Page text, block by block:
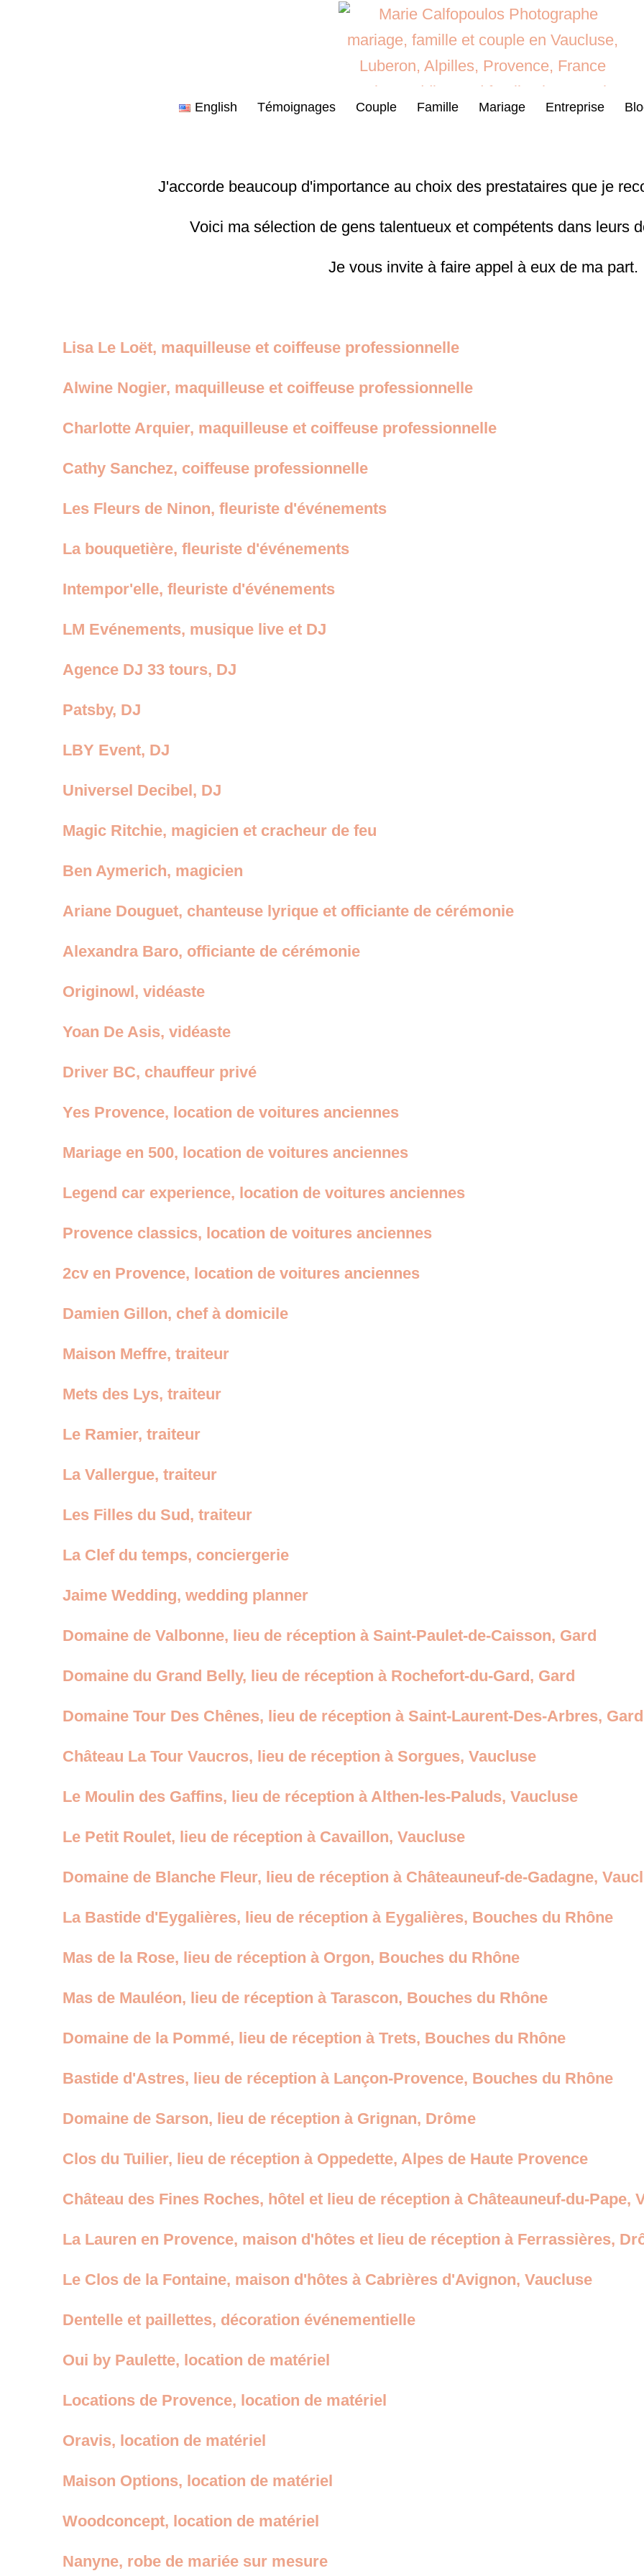
English Témoignages Couple Famille Mariage Entreprise
J'accorde beaucoup d'importance au choix des prestataires que je
Voici ma sélection de gens talentueux et compétents dans leurs
Je vous invite à faire appel à eux de ma part.
Lisa Le Loët, maquilleuse et coiffeuse professionnelle
Alwine Nogier, maquilleuse et coiffeuse professionnelle
Charlotte Arquier, maquilleuse et coiffeuse professionnelle
Cathy Sanchez, coiffeuse professionnelle
Les Fleurs de Ninon, fleuriste d'événements
La bouquetière, fleuriste d'événements
Intempor'elle, fleuriste d'événements
LM Evénements, musique live et DJ
Agence DJ 33 tours, DJ
Patsby, DJ
LBY Event, DJ
Universel Decibel, DJ
Magic Ritchie, magicien et cracheur de feu
Ben Aymerich, magicien
Ariane Douguet, chanteuse lyrique et officiante de cérémonie
Alexandra Baro, officiante de cérémonie
Originowl, vidéaste
Yoan De Asis, vidéaste
Driver BC, chauffeur privé
Yes Provence, location de voitures anciennes
Mariage en 500, location de voitures anciennes
Legend car experience, location de voitures anciennes
Provence classics, location de voitures anciennes
2cv en Provence, location de voitures anciennes
Damien Gillon, chef à domicile
Maison Meffre, traiteur
Mets des Lys, traiteur
Le Ramier, traiteur
La Vallergue, traiteur
Les Filles du Sud, traiteur
La Clef du temps, conciergerie
Jaime Wedding, wedding planner
Domaine de Valbonne, lieu de réception à Saint-Paulet-de-Caisson, Gard
Domaine du Grand Belly, lieu de réception à Rochefort-du-Gard, Gard
Domaine Tour Des Chênes, lieu de réception à Saint-Laurent-Des-Arbres, Gard
Château La Tour Vaucros, lieu de réception à Sorgues, Vaucluse
Le Moulin des Gaffins, lieu de réception à Althen-les-Paluds, Vaucluse
Le Petit Roulet, lieu de réception à Cavaillon, Vaucluse
Domaine de Blanche Fleur, lieu de réception à Châteauneuf-de-Gadagne,
La Bastide d'Eygalières, lieu de réception à Eygalières, Bouches du Rhône
Mas de la Rose, lieu de réception à Orgon, Bouches du Rhône
Mas de Mauléon, lieu de réception à Tarascon, Bouches du Rhône
Domaine de la Pommé, lieu de réception à Trets, Bouches du Rhône
Bastide d'Astres, lieu de réception à Lançon-Provence, Bouches du Rhône
Domaine de Sarson, lieu de réception à Grignan, Drôme
Clos du Tuilier, lieu de réception à Oppedette, Alpes de Haute Provence
Château des Fines Roches, hôtel et lieu de réception à Châteauneuf-du-Pape,
La Lauren en Provence, maison d'hôtes et lieu de réception à Ferrassières,
Le Clos de la Fontaine, maison d'hôtes à Cabrières d'Avignon, Vaucluse
Dentelle et paillettes, décoration événementielle
Oui by Paulette, location de matériel
Locations de Provence, location de matériel
Oravis, location de matériel
Maison Options, location de matériel
Woodconcept, location de matériel
Nanyne, robe de mariée sur mesure